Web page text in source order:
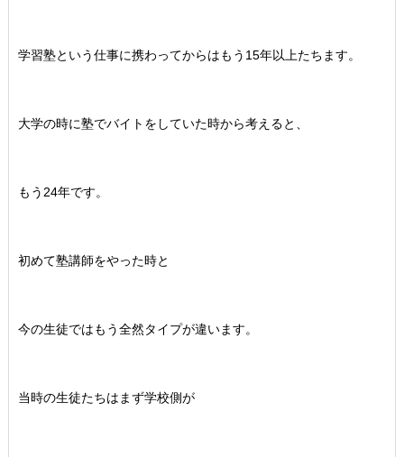
学習塾という仕事に携わってからはもう15年以上たちます。
大学の時に塾でバイトをしていた時から考えると、
もう24年です。
初めて塾講師をやった時と
今の生徒ではもう全然タイプが違います。
当時の生徒たちはまず学校側が